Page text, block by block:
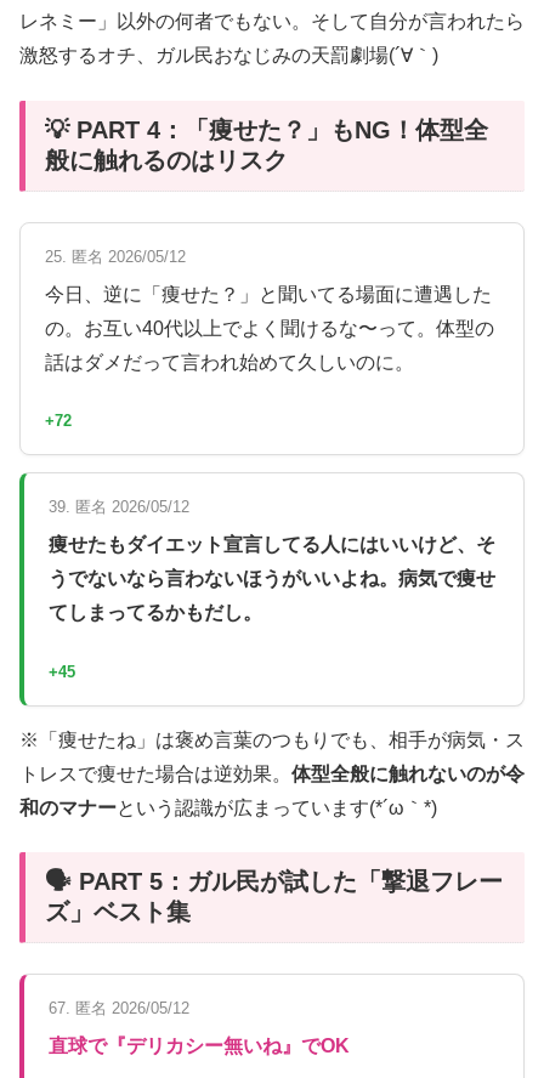
レネミー」以外の何者でもない。そして自分が言われたら
激怒するオチ、ガル民おなじみの天罰劇場(´∀｀)
💡 PART 4：「痩せた？」もNG！体型全
般に触れるのはリスク
25. 匿名 2026/05/12
今日、逆に「痩せた？」と聞いてる場面に遭遇した
の。お互い40代以上でよく聞けるな〜って。体型の
話はダメだって言われ始めて久しいのに。
+72
39. 匿名 2026/05/12
痩せたもダイエット宣言してる人にはいいけど、そ
うでないなら言わないほうがいいよね。病気で痩せ
てしまってるかもだし。
+45
※「痩せたね」は褒め言葉のつもりでも、相手が病気・ス
トレスで痩せた場合は逆効果。 体型全般に触れないのが令
和のマナーという認識が広まっています(*´ω｀*)
🗣️ PART 5：ガル民が試した「撃退フレー
ズ」ベスト集
67. 匿名 2026/05/12
直球で『デリカシー無いね』でOK